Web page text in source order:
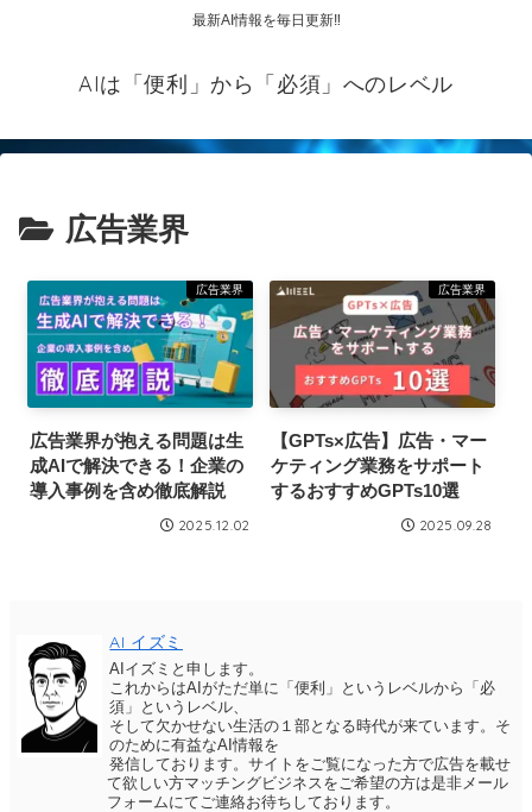
最新AI情報を毎日更新‼
AIは「便利」から「必須」へのレベル
広告業界
広告業界
広告業界が抱える問題は生
成AIで解決できる！企業の
導入事例を含め徹底解説
2025.12.02
広告業界
【GPTs×広告】広告・マー
ケティング業務をサポート
するおすすめGPTs10選
2025.09.28
AI イズミ
AIイズミと申します。
これからはAIがただ単に「便利」というレベルから「必
須」というレベル、
そして欠かせない生活の１部となる時代が来ています。そ
のために有益なAI情報を
発信しております。サイトをご覧になった方で広告を載せ
て欲しい方マッチングビジネスをご希望の方は是非メール
フォームにてご連絡お待ちしております。